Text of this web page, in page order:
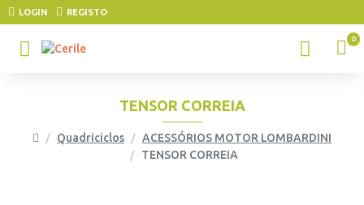
LOGIN REGISTO
0
Quadriciclos
ACESSÓRIOS MOTOR LOMBARDINI
TENSOR CORREIA
TENSOR CORREIA